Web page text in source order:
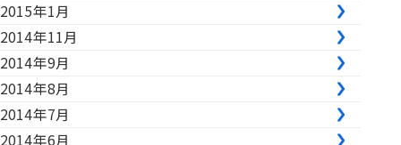
2015年1月
2014年11月
2014年9月
2014年8月
2014年7月
2014年6月